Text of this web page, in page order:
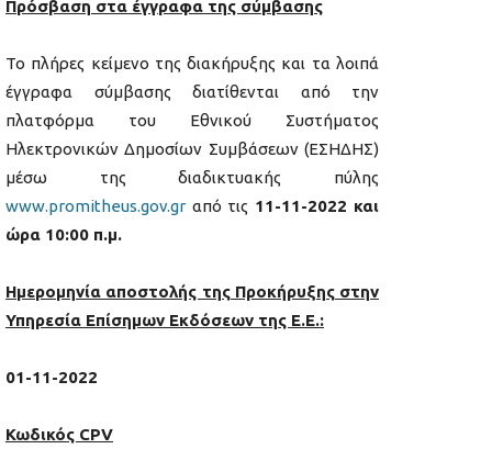
Πρόσβαση στα έγγραφα της σύμβασης
Το πλήρες κείμενο της διακήρυξης και τα λοιπά
έγγραφα σύμβασης διατίθενται από την
πλατφόρμα του Εθνικού Συστήματος
Ηλεκτρονικών Δημοσίων Συμβάσεων (ΕΣΗΔΗΣ)
μέσω της διαδικτυακής πύλης
www.promitheus.gov.gr από τις 11-11-2022 και
ώρα 10:00 π.μ.
Ημερομηνία αποστολής της Προκήρυξης στην
Υπηρεσία Επίσημων Εκδόσεων της Ε.E.:
01-11-2022
Κωδικός CPV